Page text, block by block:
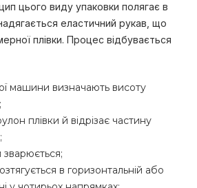
цього виду упаковки полягає в
еластичний рукав, що
плівки. Процес відбувається
машини визначають висоту
плівки й відрізає частину
зварюється;
в горизонтальній або